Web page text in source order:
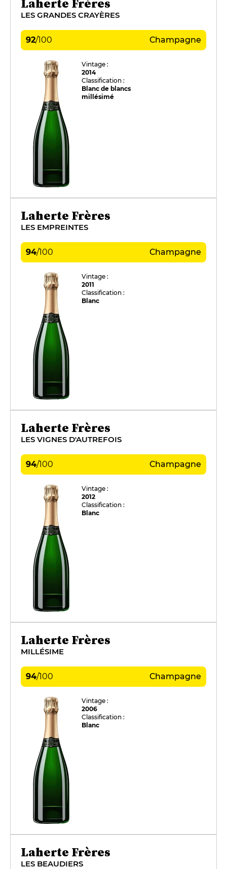
LES GRANDES CRAYÈRES
92/100 Champagne
Vintage :
2014
Classification :
Blanc de blancs
millésimé
Laherte Frères
LES EMPREINTES
94/100 Champagne
Vintage :
2011
Classification :
Blanc
Laherte Frères
LES VIGNES D'AUTREFOIS
94/100 Champagne
Vintage :
2012
Classification :
Blanc
Laherte Frères
MILLÉSIME
94/100 Champagne
Vintage :
2006
Classification :
Blanc
Laherte Frères
LES BEAUDIERS